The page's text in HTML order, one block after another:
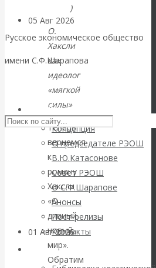
Русское экономическое общество
имени С.Ф.Шарапова
Skip to content
РЭОШ
Концепция
О председателе РЭОШ
В.Ю.Катасонове
Совет РЭОШ
О С.Ф.Шарапове
Анонсы
Пост-релизы
Контакты
Библиотека
05 Авг 2026
Валентин
Катасонов. Еще
раз на тему
блокировки
банковских
счетов
01 Авг 2026Геополитика
)
О.
Хаксли
как
идеолог
«мягкой
силы»
Теперь
вернемся
к
роману
Хаксли
«О
дивный
новый
мир».
Обратим